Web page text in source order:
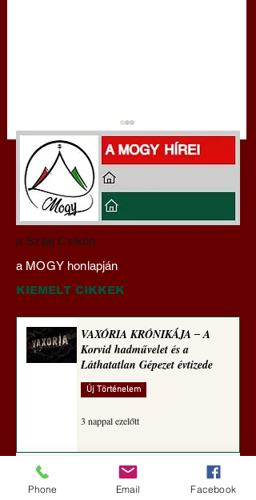
Darai Lajos:
Naplóbölcsességeim
(2024)
a Szilaj Csikón
a MOGY honlapján
KIEMELT CIKKEK
VAXÓRIA KRÓNIKÁJA ‒ A
Korvid hadművelet és a
Láthatatlan Gépezet évtizede
Új Történelem
3 nappal ezelőtt
Darai Lajos: Naplóbölcsességeim
Phone Email Facebook